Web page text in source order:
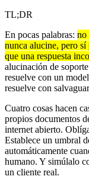
TL;DR
En pocas palabras: no
nunca alucine, pero sí
que una respuesta
alucinación de
resuelve con un
resuelve con
Cuatro cosas hacen
propios documentos
internet abierto.
Establece un umbral
automáticamente
humano. Y simúlalo
un cliente real.